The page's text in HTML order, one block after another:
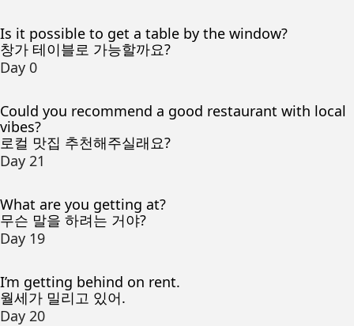
Is it possible to get a table by the window?
창가 테이블로 가능할까요?
Day 0
Could you recommend a good restaurant with local
vibes?
로컬 맛집 추천해주실래요?
Day 21
What are you getting at?
무슨 말을 하려는 거야?
Day 19
I’m getting behind on rent.
월세가 밀리고 있어.
Day 20